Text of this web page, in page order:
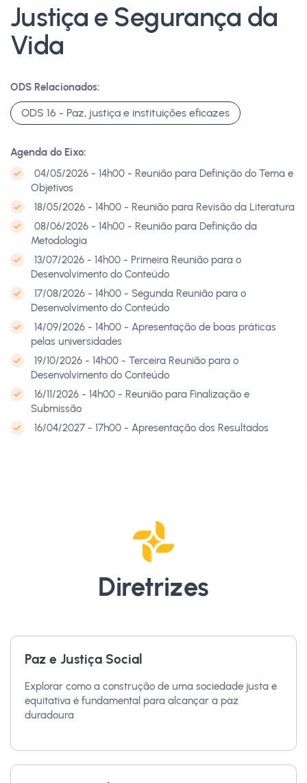
Justiça e Segurança da
Vida
ODS Relacionados:
ODS 16 - Paz, justiça e instituições eficazes
Agenda do Eixo:
04/05/2026 - 14h00 - Reunião para Definição do Tema e
Objetivos
18/05/2026 - 14h00 - Reunião para Revisão da Literatura
08/06/2026 - 14h00 - Reunião para Definição da
Metodologia
13/07/2026 - 14h00 - Primeira Reunião para o
Desenvolvimento do Conteúdo
17/08/2026 - 14h00 - Segunda Reunião para o
Desenvolvimento do Conteúdo
14/09/2026 - 14h00 - Apresentação de boas práticas
pelas universidades
19/10/2026 - 14h00 - Terceira Reunião para o
Desenvolvimento do Conteúdo
16/11/2026 - 14h00 - Reunião para Finalização e
Submissão
16/04/2027 - 17h00 - Apresentação dos Resultados
Diretrizes
Paz e Justiça Social
Explorar como a construção de uma sociedade justa e
equitativa é fundamental para alcançar a paz
duradoura